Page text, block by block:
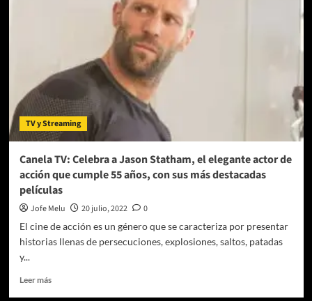
todos
en
esta
ocasión,
con
TV y Streaming
Canela TV: Celebra a Jason Statham, el elegante actor de
acción que cumple 55 años, con sus más destacadas
películas
Jofe Melu 20 julio, 2022
0
El cine de acción es un género que se caracteriza por presentar
historias llenas de persecuciones, explosiones, saltos, patadas
y...
Leer másLeer